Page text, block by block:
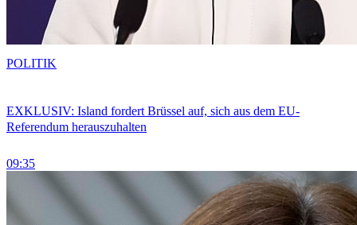
EXKLUSIV: Island fordert Brüssel auf, sich aus dem EU-
Referendum herauszuhalten
09:35
POLITIK